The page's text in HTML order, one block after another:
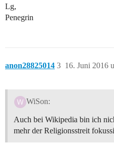
Lg,
Penegrin
anon28825014 16. Juni 2016
3
WiSon:
Auch bei Wikipedia bin ich
mehr der Religionsstreit